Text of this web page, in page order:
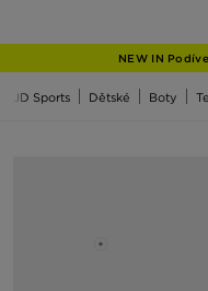
NEW IN
JD Sports Dětské Boty